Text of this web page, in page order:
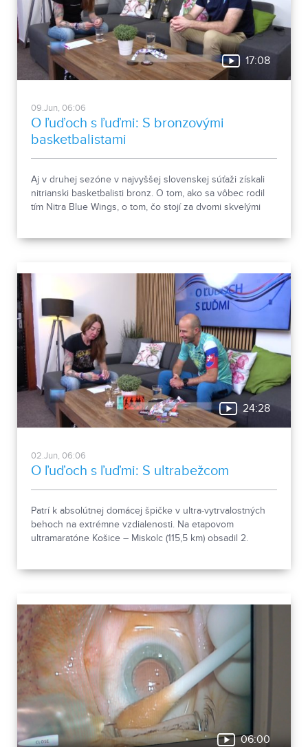
17:08
09.Jun, 06:06
O ľuďoch s ľuďmi: S bronzovými
basketbalistami
Aj v druhej sezóne v najvyššej slovenskej súťaži získali
nitrianski basketbalisti bronz. O tom, ako sa vôbec rodil
tím Nitra Blue Wings, o tom, čo stojí za dvomi skvelými
24:28
02.Jun, 06:06
O ľuďoch s ľuďmi: S ultrabežcom
Patrí k absolútnej domácej špičke v ultra-vytrvalostných
behoch na extrémne vzdialenosti. Na etapovom
ultramaratóne Košice – Miskolc (115,5 km) obsadil 2.
06:00